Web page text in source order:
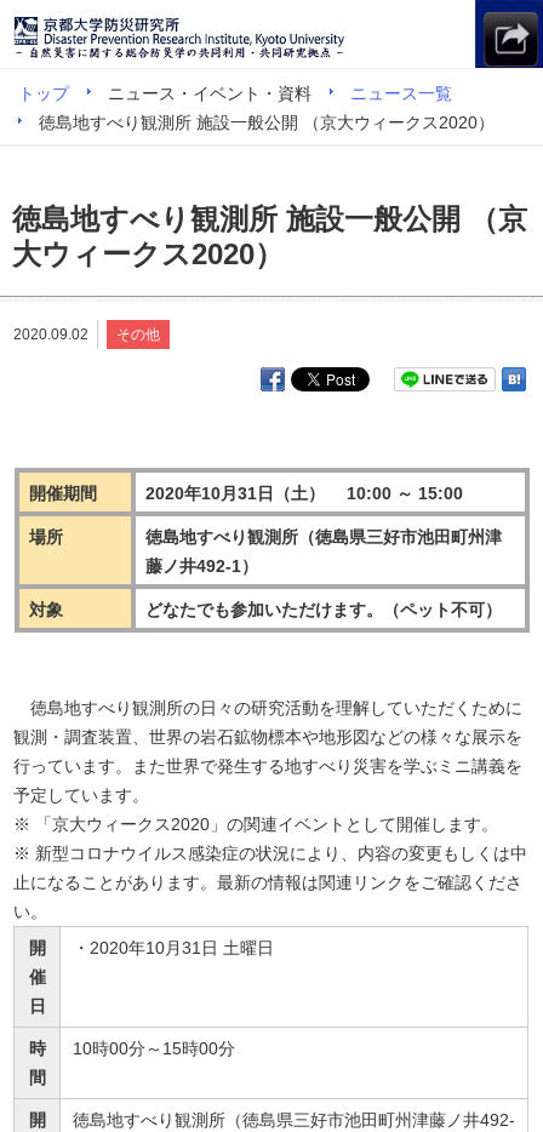
トップ ニュース・イベント・資料
ニュース一覧
徳島地すべり観測所 施設一般公開 （京大ウィークス2020）
徳島地すべり観測所 施設一般公開 （京
大ウィークス2020）
2020.09.02 その他
開催期間 2020年10月31日（土） 10:00 ～ 15:00
場所
徳島地すべり観測所（徳島県三好市池田町州津
藤ノ井492-1）
対象 どなたでも参加いただけます。（ペット不可）
徳島地すべり観測所の日々の研究活動を理解していただくために
観測・調査装置、世界の岩石鉱物標本や地形図などの様々な展示を
行っています。また世界で発生する地すべり災害を学ぶミニ講義を
予定しています。
※ 「京大ウィークス2020」の関連イベントとして開催します。
※ 新型コロナウイルス感染症の状況により、内容の変更もしくは中
止になることがあります。最新の情報は関連リンクをご確認くださ
い。
開
催
日
2020年10月31日 土曜日
時
間
10時00分～15時00分
開
徳島地すべり観測所（徳島県三好市池田町州津藤ノ井492-